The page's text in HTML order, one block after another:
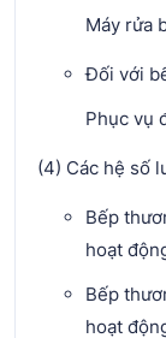
Máy rửa
Đối với
Phục vụ
(4) Các hệ số
Bếp
hoạt
Bếp
hoạt